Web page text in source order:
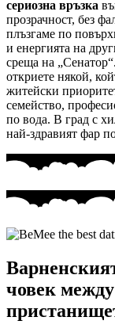
сериозна връзка
прозрачност, без
плъзгаме по
и енергията на
среща на
откриете някой,
житейски
семейство,
по вода. В град с
най-здравият фар
човек